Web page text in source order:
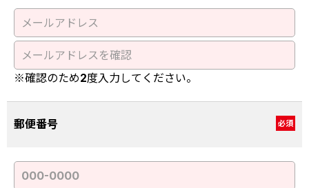
※確認のため2度入力してください。
郵便番号 必須